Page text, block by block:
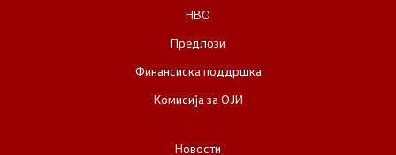
НВО
Предлози
Финансиска поддршка
Комисија за ОЈИ
Новости